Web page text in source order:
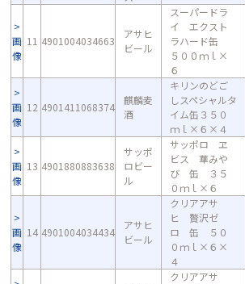
画
像
11 4901004034663
アサヒ
ビール
スーパードラ
イ エクスト
ラハード缶
５００ｍｌ×
６
画
像
12 4901411068374
麒麟麦
酒
キリンのどご
しスペシャルタ
イム缶３５０
ｍｌ×６×４
画
像
13 4901880883638
サッポ
ロビー
ル
サッポロ ヱ
ビス 華みや
び 缶 ３５
０ｍｌ×６
画
像
14 4901004034434
アサヒ
ビール
クリアアサ
ヒ 贅沢ゼ
ロ 缶 ５０
０ｍｌ×６×
４
クリアアサ